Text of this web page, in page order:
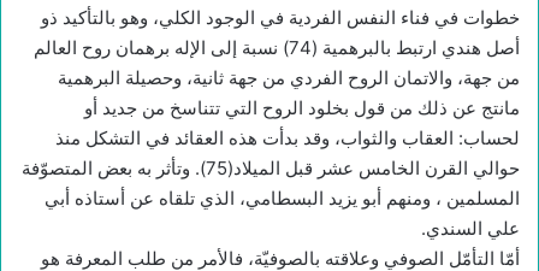
خطوات في فناء النفس الفردية في الوجود الكلي، وهو بالتأكيد ذو
أصل هندي ارتبط بالبرهمية (74) نسبة إلى الإله برهمان روح العالم
من جهة، والاتمان الروح الفردي من جهة ثانية، وحصيلة البرهمية
مانتج عن ذلك من قول بخلود الروح التي تتناسخ من جديد أو
لحساب: العقاب والثواب، وقد بدأت هذه العقائد في التشكل منذ
حوالي القرن الخامس عشر قبل الميلاد(75). وتأثر به بعض المتصوّفة
المسلمين ، ومنهم أبو يزيد البسطامي، الذي تلقاه عن أستاذه أبي
علي السندي.
أمّا التأمّل الصوفي وعلاقته بالصوفيّة، فالأمر من طلب المعرفة هو